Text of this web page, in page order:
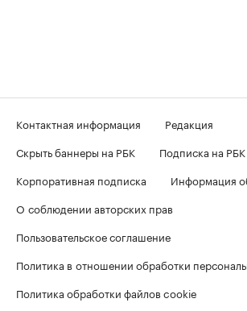
Контактная информация
Редакция
Скрыть баннеры на РБК
Подписка на РБК
Корпоративная подписка
Информация
О соблюдении авторских прав
Пользовательское соглашение
Политика в отношении обработки
Политика обработки файлов cookie